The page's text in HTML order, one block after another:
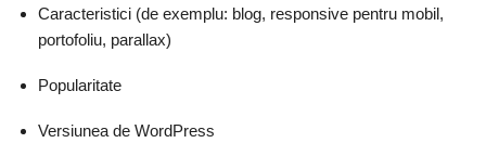
Caracteristici (de exemplu: blog, responsive pentru mobil,
portofoliu, parallax)
Popularitate
Versiunea de WordPress